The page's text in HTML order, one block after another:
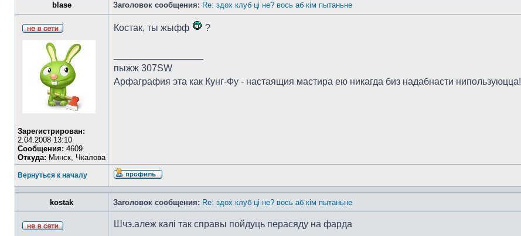
blase Заголовок сообщения: Re: здох клуб ці не? вось аб кім пытаньне
Зарегистрирован:
2.04.2008 13:10
Сообщения: 4609
Откуда: Минск, Чкалова
Костак, ты жыфф ?
пыжж 307SW
Арфаграфия эта как Кунг-Фу - настаящия мастира ею никагда биз надабнасти нипользуюцца!
Вернуться к началу
kostak Заголовок сообщения: Re: здох клуб ці не? вось аб кім пытаньне
Шчэ.алеж калі так справы пойдуць перасяду на фарда